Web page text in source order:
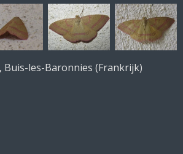
Buis-les-Baronnies (Frankrijk)